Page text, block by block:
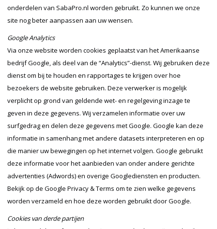
onderdelen van SabaPro.nl worden gebruikt. Zo kunnen we onze
site nog beter aanpassen aan uw wensen.
Google Analytics
Via onze website worden cookies geplaatst van het Amerikaanse
bedrijf Google, als deel van de “Analytics”-dienst. Wij gebruiken deze
dienst om bij te houden en rapportages te krijgen over hoe
bezoekers de website gebruiken. Deze verwerker is mogelijk
verplicht op grond van geldende wet- en regelgeving inzage te
geven in deze gegevens. Wij verzamelen informatie over uw
surfgedrag en delen deze gegevens met Google. Google kan deze
informatie in samenhang met andere datasets interpreteren en op
die manier uw bewegingen op het internet volgen. Google gebruikt
deze informatie voor het aanbieden van onder andere gerichte
advertenties (Adwords) en overige Googlediensten en producten.
Bekijk op de Google Privacy & Terms om te zien welke gegevens
worden verzameld en hoe deze worden gebruikt door Google.
Cookies van derde partijen